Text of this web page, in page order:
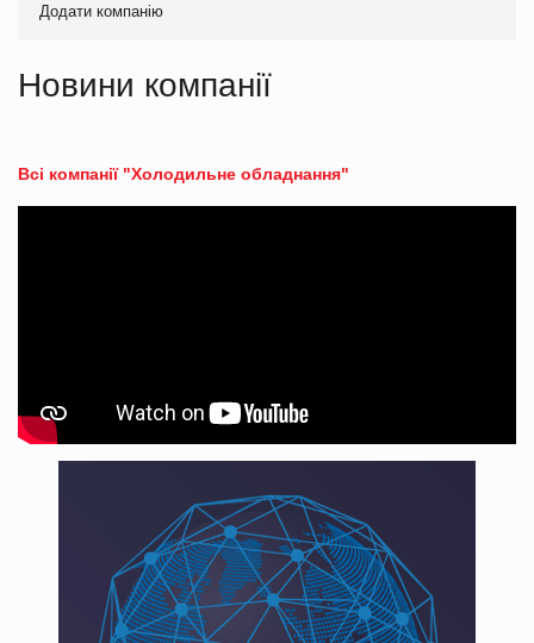
Додати компанію
Новини компанії
Всі компанії "Холодильне обладнання"